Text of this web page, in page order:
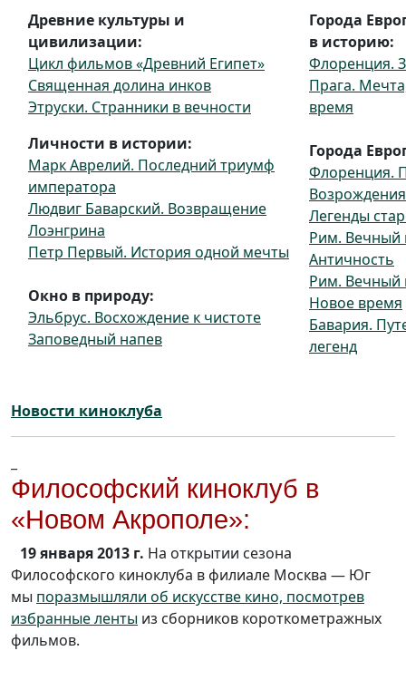
Древние культуры и
цивилизации:
Цикл фильмов «Древний Египет»
Священная долина инков
Этруски. Странники в вечности
Личности в истории:
Марк Аврелий. Последний триумф
императора
Людвиг Баварский. Возвращение
Лоэнгрина
Петр Первый. История одной мечты
Окно в природу:
Эльбрус. Восхождение к чистоте
Заповедный напев
Города
в историю:
Флоренция.
Прага.
время
Города
Флоренция.
Возрождения
Легенды
Рим. Вечный
Античность
Рим. Вечный
Новое время
Бавария.
легенд
Новости киноклуба
Философский киноклуб в
«Новом Акрополе»:
19 января 2013 г. На открытии сезона
Философского киноклуба в филиале Москва — Юг
мы поразмышляли об искусстве кино, посмотрев
избранные ленты из сборников короткометражных
фильмов.